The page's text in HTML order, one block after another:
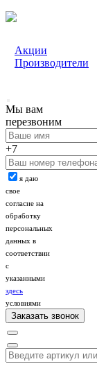
Акции
Производители
Мы вам
перезвоним
+7
я даю
свое
согласие на
обработку
персональных
данных в
соответствии
с
указанными
здесь
условиями